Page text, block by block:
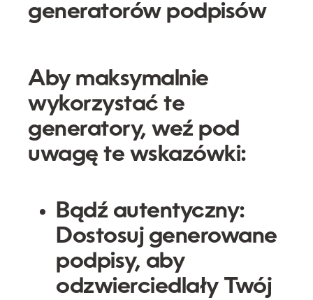
generatorów podpisów
Aby maksymalnie
wykorzystać te
generatory, weź pod
uwagę te wskazówki:
Bądź autentyczny:
Dostosuj generowane
podpisy, aby
odzwierciedlały Twój